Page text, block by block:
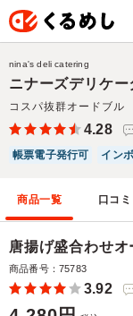
ニナーズデリケー
コスパ抜群オードブル
nina's deli catering
4.28
帳票電子発行可
イン
商品一覧 口コミ
唐揚げ盛合わせ
商品番号：75783
3.92